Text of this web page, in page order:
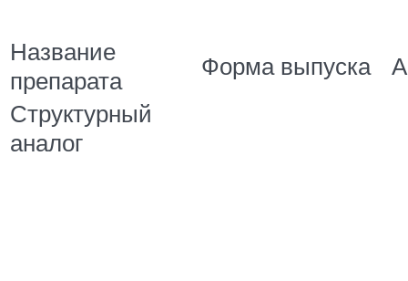
Название
препарата
Форма выпуска
Структурный
аналог